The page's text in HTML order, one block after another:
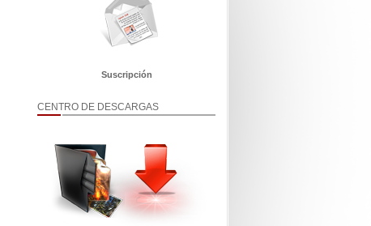
Suscripción
CENTRO DE DESCARGAS